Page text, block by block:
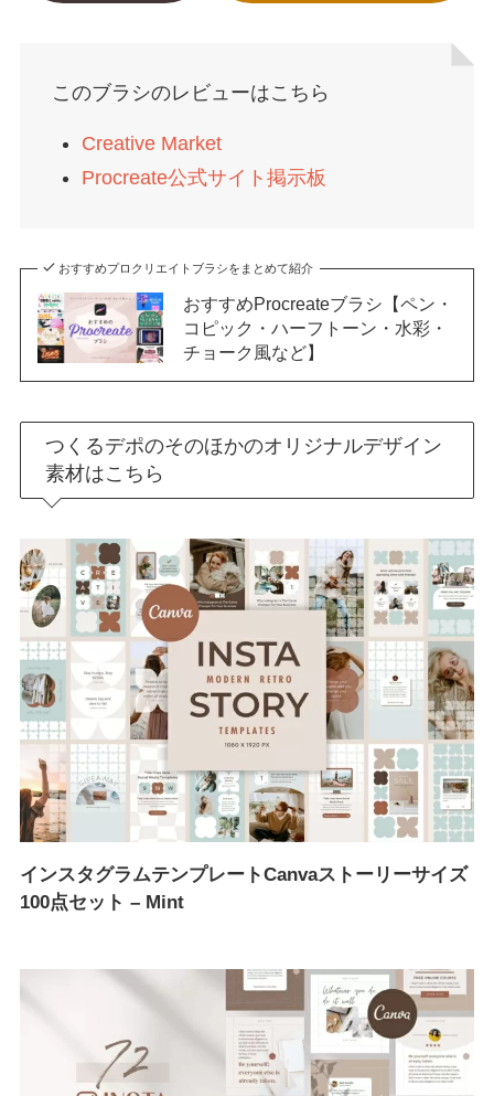
このブラシのレビューはこちら
Creative Market
Procreate公式サイト掲示板
おすすめプロクリエイトブラシをまとめて紹介
おすすめProcreateブラシ【ペン・
コピック・ハーフトーン・水彩・
チョーク風など】
つくるデポのそのほかのオリジナルデザイン
素材はこちら
インスタグラムテンプレートCanvaストーリーサイズ
100点セット – Mint